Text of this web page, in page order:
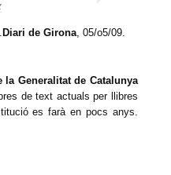
Diari de Girona , 05/o5/09.
la Generalitat de Catalunya
de text actuals per llibres
es farà en pocs anys.